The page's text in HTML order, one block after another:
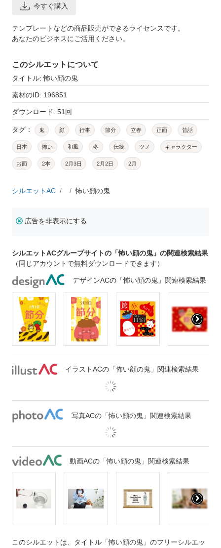
今すぐ購入
テンプレートなどの商品販売ができるライセンスです。
あなたのビジネスにご活用ください。
このシルエットについて
タイトル: 怖い顔の鬼
素材のID: 196851
ダウンロード: 51回
タグ： 鬼 顔 行事 節分 立春 正面 昔話
日本 怖い 和風 冬 伝統 ツノ キャラクター
お面 2本 2月3日 2月2日 2月
シルエットAC 怖い顔の鬼
広告を非表示にする
シルエットACグループサイトの「怖い顔の鬼」の関連検索結果
（同じアカウントで無料ダウンロードできます）
デザインACの「怖い顔の鬼」関連検索結果
イラストACの「怖い顔の鬼」関連検索結果
写真ACの「怖い顔の鬼」関連検索結果
動画ACの「怖い顔の鬼」関連検索結果
このシルエットは、タイトル「怖い顔の鬼」のフリーシルエッ